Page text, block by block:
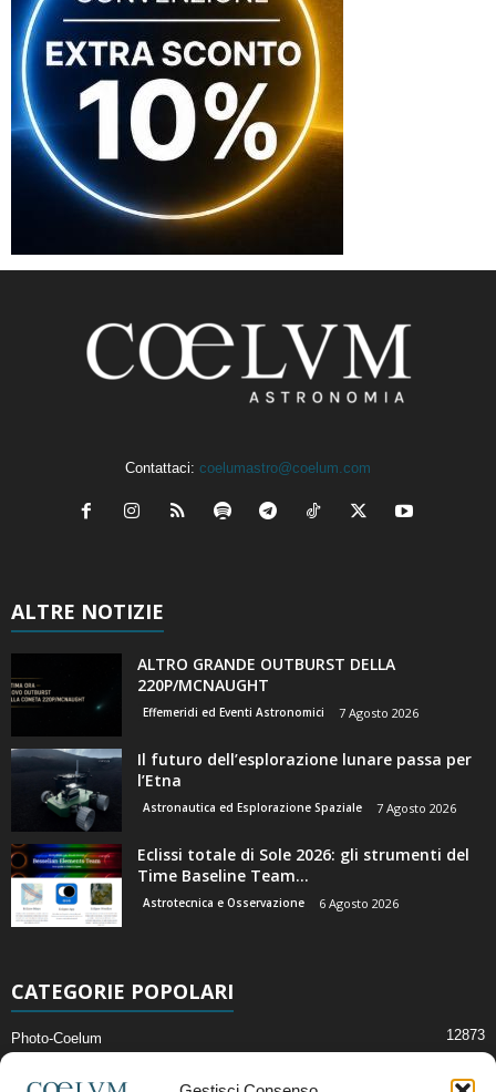
Contattaci: coelumastro@coelum.com
ALTRE NOTIZIE
ALTRO GRANDE OUTBURST DELLA
220P/MCNAUGHT
Effemeridi ed Eventi Astronomici 7 Agosto 2026
Il futuro dell’esplorazione lunare passa per
l’Etna
Astronautica ed Esplorazione Spaziale 7 Agosto 2026
Eclissi totale di Sole 2026: gli strumenti del
Time Baseline Team...
Astrotecnica e Osservazione 6 Agosto 2026
CATEGORIE POPOLARI
Photo-Coelum 12873